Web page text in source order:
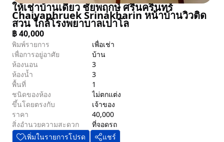
ให้เช่าบ้านเดี่ยว ชัยพฤกษ์ ศรีนครินทร์
Chaiyaphruek Srinakharin หน้าบ้านวิวติด
สวน ใกล้โรงพยาบาลเปาโล
฿40,000
พิมพ์รายการ
เพื่อเช่า
เพื่อการอยู่อาศัย
บ้าน
ห้องนอน
3
ห้องน้ำ
3
พื้นที่
1
ชนิดของห้อง
ไม่ตกแต่ง
ขึ้นโดยตรงกับ
เจ้าของ
ราคา
40,000
สิ่งอำนวยความสะดวก
ที่จอดรถ
เพิ่มในรายการโปรด
แชร์